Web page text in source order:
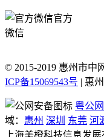
官方
微信
© 2015-2019 惠州市中
ICP备15069543号 | 惠
粤公
域： 惠州 深圳 东莞 河
上海美橙科技信息发